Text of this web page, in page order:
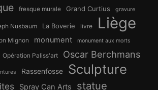
fresque murale Grand Curtius gravure
Nusbaum La Boverie livre Liège
Mignon monument monument aux morts
Opération Paliss'art Oscar Berchmans
Rassenfosse Sculpture
Spray Can Arts statue